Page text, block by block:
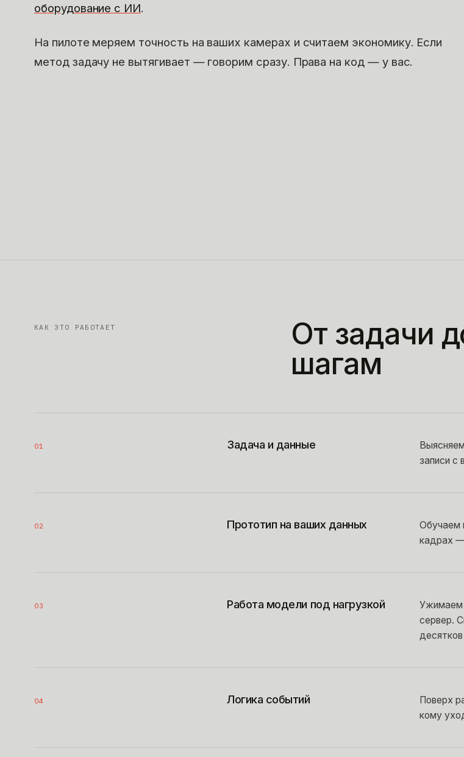
оборудование с ИИ.
На пилоте меряем точность на ваших камерах и считаем экономику. Если
метод задачу не вытягивает — говорим сразу. Права на код — у вас.
КАК ЭТО РАБОТАЕТ
От задачи
шагам
01 Задача и данные
записи с
02 Прототип на ваших данных
Обучаем
кадрах —
03 Работа модели под нагрузкой
Ужимаем
сервер.
04 Логика событий
Поверх
кому